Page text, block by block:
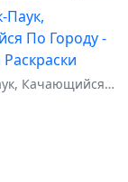
Человек-Паук, Качающийся По Городу - Раскраска